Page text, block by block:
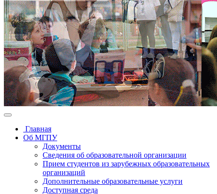
Главная
Об МГПУ
Документы
Сведения об образовательной организации
Прием студентов из зарубежных образовательных
организаций
Дополнительные образовательные услуги
Доступная среда